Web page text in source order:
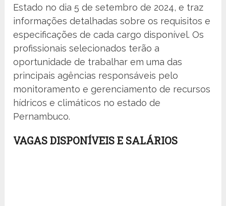
Estado no dia 5 de setembro de 2024, e traz
informações detalhadas sobre os requisitos e
especificações de cada cargo disponível. Os
profissionais selecionados terão a
oportunidade de trabalhar em uma das
principais agências responsáveis pelo
monitoramento e gerenciamento de recursos
hídricos e climáticos no estado de
Pernambuco.
VAGAS DISPONÍVEIS E SALÁRIOS